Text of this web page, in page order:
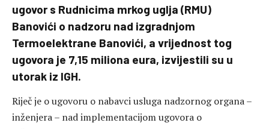
ugovor s Rudnicima mrkog uglja (RMU)
Banovići o nadzoru nad izgradnjom
Termoelektrane Banovići, a vrijednost tog
ugovora je 7,15 miliona eura, izvijestili su u
utorak iz IGH.
Riječ je o ugovoru o nabavci usluga nadzornog organa –
inženjera – nad implementacijom ugovora o